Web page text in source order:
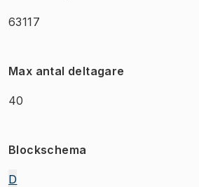
63117
Max antal deltagare
40
Blockschema
D